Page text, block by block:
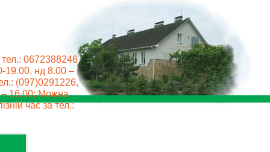
0672388246
19.00, нд 8.00 –
(097)0291226,
– 16.00; Можна
час за тел.: